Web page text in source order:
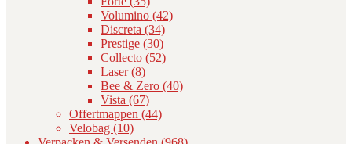
Volumino (42)
Discreta (34)
Prestige (30)
Collecto (52)
Laser (8)
Bee & Zero (40)
Vista (67)
Offertmappen (44)
Velobag (10)